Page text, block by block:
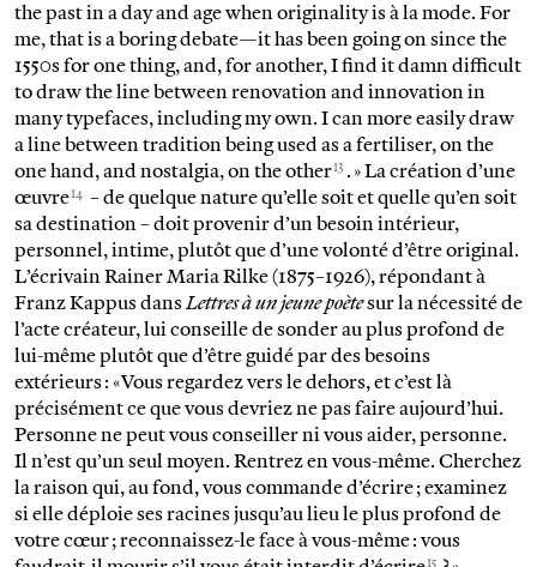
the past in a day and age when originality is à la mode. For
me, that is a boring debate—it has been going on since the
1550s for one thing, and, for another, I find it damn difficult
to draw the line between renovation and innovation in
many typefaces, including my own. I can more easily draw
a line between tradition being used as a fertiliser, on the
one hand, and nostalgia, on the other13 . » La création d’une
œuvre14 – de quelque nature qu’elle soit et quelle qu’en soit
sa destination – doit provenir d’un besoin intérieur,
personnel, intime, plutôt que d’une volonté d’être original.
L’écrivain Rainer Maria Rilke (1875–1926), répondant à
Franz Kappus dansLettres à un jeune poètesur la nécessité de
l’acte créateur, lui conseille de sonder au plus profond de
lui-même plutôt que d’être guidé par des besoins
extérieurs : « Vous regardez vers le dehors, et c’est là
précisément ce que vous devriez ne pas faire aujourd’hui.
Personne ne peut vous conseiller ni vous aider, personne.
Il n’est qu’un seul moyen. Rentrez en vous-même. Cherchez
la raison qui, au fond, vous commande d’écrire ; examinez
si elle déploie ses racines jusqu’au lieu le plus profond de
votre cœur ; reconnaissez-le face à vous-même : vous
15